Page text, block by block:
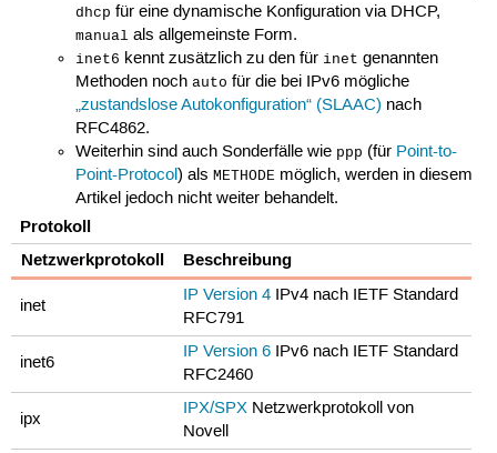
dhcp für eine dynamische Konfiguration via DHCP,
manual als allgemeinste Form.
inet6 kennt zusätzlich zu den für inet genannten
Methoden nochauto für die bei IPv6 mögliche
„zustandslose Autokonfiguration“ (SLAAC) nach
RFC4862.
Weiterhin sind auch Sonderfälle wie ppp (für Point-to-
Point-Protocol) alsMETHODE möglich, werden in diesem
Artikel jedoch nicht weiter behandelt.
Protokoll
Netzwerkprotokoll
Beschreibung
inet
IP Version 4 IPv4 nach IETF Standard
RFC791
inet6
IP Version 6 IPv6 nach IETF Standard
RFC2460
ipx
IPX/SPX Netzwerkprotokoll von
Novell